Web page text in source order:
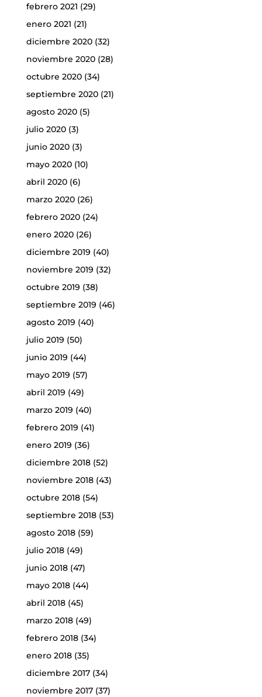
febrero 2021 (29)
enero 2021 (21)
diciembre 2020(32)
noviembre 2020(28)
octubre 2020(34)
septiembre 2020(21)
agosto 2020(5)
julio 2020(3)
junio 2020(3)
mayo 2020(10)
abril 2020(6)
marzo 2020(26)
febrero 2020(24)
enero 2020(26)
diciembre 2019 (40)
noviembre 2019 (32)
octubre 2019 (38)
septiembre 2019 (46)
agosto 2019 (40)
julio 2019 (50)
junio 2019 (44)
mayo 2019 (57)
abril 2019 (49)
marzo 2019 (40)
febrero 2019 (41)
enero 2019 (36)
diciembre 2018(52)
noviembre 2018(43)
octubre 2018(54)
septiembre 2018(53)
agosto 2018(59)
julio 2018(49)
junio 2018(47)
mayo 2018(44)
abril 2018(45)
marzo 2018(49)
febrero 2018(34)
enero 2018(35)
diciembre 2017(34)
noviembre 2017(37)